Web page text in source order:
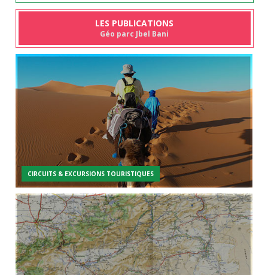
LES PUBLICATIONS
Géo parc Jbel Bani
CIRCUITS & EXCURSIONS TOURISTIQUES